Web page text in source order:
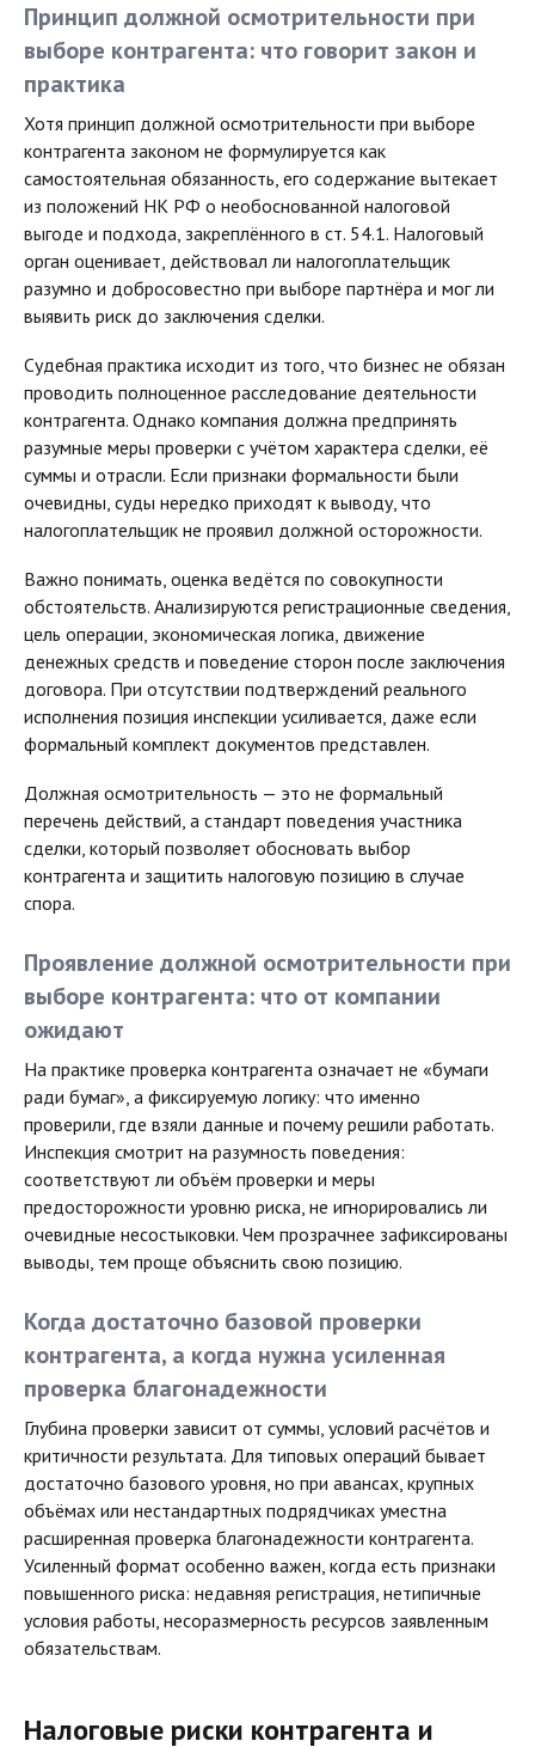
Принцип должной осмотрительности при
выборе контрагента: что говорит закон и
практика
Хотя принцип должной осмотрительности при выборе
контрагента законом не формулируется как
самостоятельная обязанность, его содержание вытекает
из положений НК РФ о необоснованной налоговой
выгоде и подхода, закреплённого в ст. 54.1. Налоговый
орган оценивает, действовал ли налогоплательщик
разумно и добросовестно при выборе партнёра и мог ли
выявить риск до заключения сделки.
Судебная практика исходит из того, что бизнес не обязан
проводить полноценное расследование деятельности
контрагента. Однако компания должна предпринять
разумные меры проверки с учётом характера сделки, её
суммы и отрасли. Если признаки формальности были
очевидны, суды нередко приходят к выводу, что
налогоплательщик не проявил должной осторожности.
Важно понимать, оценка ведётся по совокупности
обстоятельств. Анализируются регистрационные сведения,
цель операции, экономическая логика, движение
денежных средств и поведение сторон после заключения
договора. При отсутствии подтверждений реального
исполнения позиция инспекции усиливается, даже если
формальный комплект документов представлен.
Должная осмотрительность — это не формальный
перечень действий, а стандарт поведения участника
сделки, который позволяет обосновать выбор
контрагента и защитить налоговую позицию в случае
спора.
Проявление должной осмотрительности при
выборе контрагента: что от компании
ожидают
На практике проверка контрагента означает не «бумаги
ради бумаг», а фиксируемую логику: что именно
проверили, где взяли данные и почему решили работать.
Инспекция смотрит на разумность поведения:
соответствуют ли объём проверки и меры
предосторожности уровню риска, не игнорировались ли
очевидные несостыковки. Чем прозрачнее зафиксированы
выводы, тем проще объяснить свою позицию.
Когда достаточно базовой проверки
контрагента, а когда нужна усиленная
проверка благонадежности
Глубина проверки зависит от суммы, условий расчётов и
критичности результата. Для типовых операций бывает
достаточно базового уровня, но при авансах, крупных
объёмах или нестандартных подрядчиках уместна
расширенная проверка благонадежности контрагента.
Усиленный формат особенно важен, когда есть признаки
повышенного риска: недавняя регистрация, нетипичные
условия работы, несоразмерность ресурсов заявленным
обязательствам.
Налоговые риски контрагента и